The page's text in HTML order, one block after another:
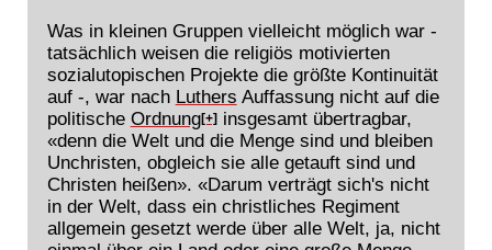
Was in kleinen Gruppen vielleicht möglich war -
tatsächlich weisen die religiös motivierten
sozialutopischen Projekte die größte Kontinuität
auf -, war nach Luthers Auffassung nicht auf die
politische Ordnung[+]insgesamt übertragbar,
«denn die Welt und die Menge sind und bleiben
Unchristen, obgleich sie alle getauft sind und
Christen heißen». «Darum verträgt sich's nicht
in der Welt, dass ein christliches Regiment
allgemein gesetzt werde über alle Welt, ja, nicht